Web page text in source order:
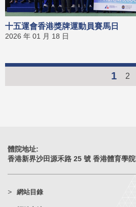
十五運會香港獎牌運動員賽馬日
2026 年 01 月 18 日
1 2
體院地址:
香港新界沙田源禾路 25 號 香港體育學院
網站目錄